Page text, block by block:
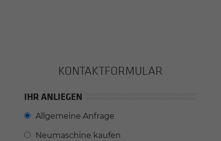
KONTAKT­FOR­MU­LAR
IHR ANLIEGEN
Allgemeine Anfrage
Neumaschine kaufen